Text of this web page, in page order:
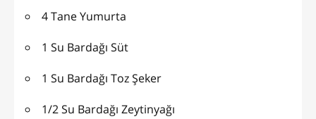
4 Tane Yumurta
1 Su Bardağı Süt
1 Su Bardağı Toz Şeker
1/2 Su Bardağı Zeytinyağı